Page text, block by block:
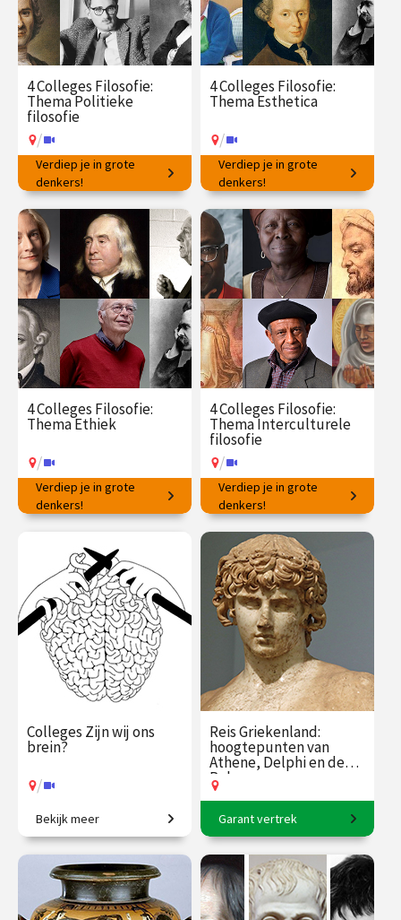
4 Colleges Filosofie:
Thema Politieke
filosofie
/
Ideeën voor succesvol
samenleven.
€ 145.00
vanaf 23
mrt.
/ Op locatie of online
Verdiep je in grote
denkers!
4 Colleges Filosofie:
Thema Esthetica
/
Filosofische vragen rondom
schoonheid en kunst.
€ 145.00
vanaf 25
mei
/ Op locatie of online
Verdiep je in grote
denkers!
4 Colleges Filosofie:
Thema Ethiek
/
Hoe op de juiste manier te
handelen?
€ 145.00
vanaf 16
feb.
/ Op locatie of online
Verdiep je in grote
denkers!
4 Colleges Filosofie:
Thema Interculturele
filosofie
/
Wat kunnen wij leren van
denkers wereldwijd?
€ 145.00
vanaf 19
jan.
/ Op locatie of online
Verdiep je in grote
denkers!
Colleges Zijn wij ons
brein?
/
Tussen brein en beleving
met Rico Sneller!
€ 345.00
vanaf 18
sep.
Bekijk meer
Reis Griekenland:
hoogtepunten van
Athene, Delphi en de
Peloponnesos
8-daagse reis o.l.v. Karin
Braamhorst
€ 2500.00
vanaf 6
okt.
Garant vertrek